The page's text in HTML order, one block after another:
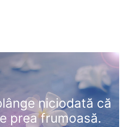
niciodată că
prea frumoasă.